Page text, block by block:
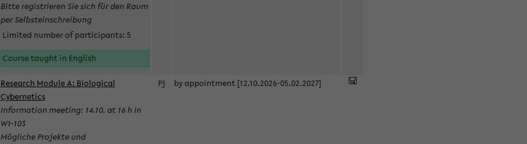
Bitte registrieren Sie sich für den Raum
per Selbsteinschreibung
Limited number of participants: 5
Course taught in English
Research Module A: Biological
Cybernetics
Information meeting: 14.10. at 16 h in
W1-103
Mögliche Projekte und
Pj by appointment [12.10.2026-05.02.2027]